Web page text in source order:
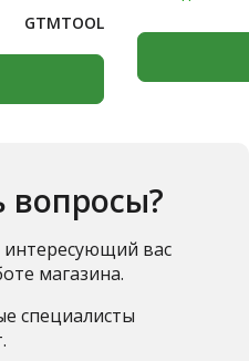
GTMTOOL
вопросы?
вас
магазина.
специалисты